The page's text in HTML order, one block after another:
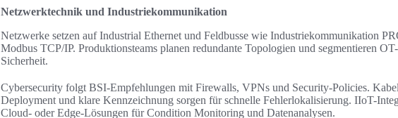
Netzwerktechnik und Industriekommunikation
Netzwerke setzen auf Industrial Ethernet und Feldbusse wie Industriekommunikation
Modbus TCP/IP. Produktionsteams planen redundante Topologien und segmentieren
Sicherheit.
Cybersecurity folgt BSI-Empfehlungen mit Firewalls, VPNs und Security-Policies.
Deployment und klare Kennzeichnung sorgen für schnelle Fehlerlokalisierung. IIoT-
Cloud- oder Edge-Lösungen für Condition Monitoring und Datenanalysen.